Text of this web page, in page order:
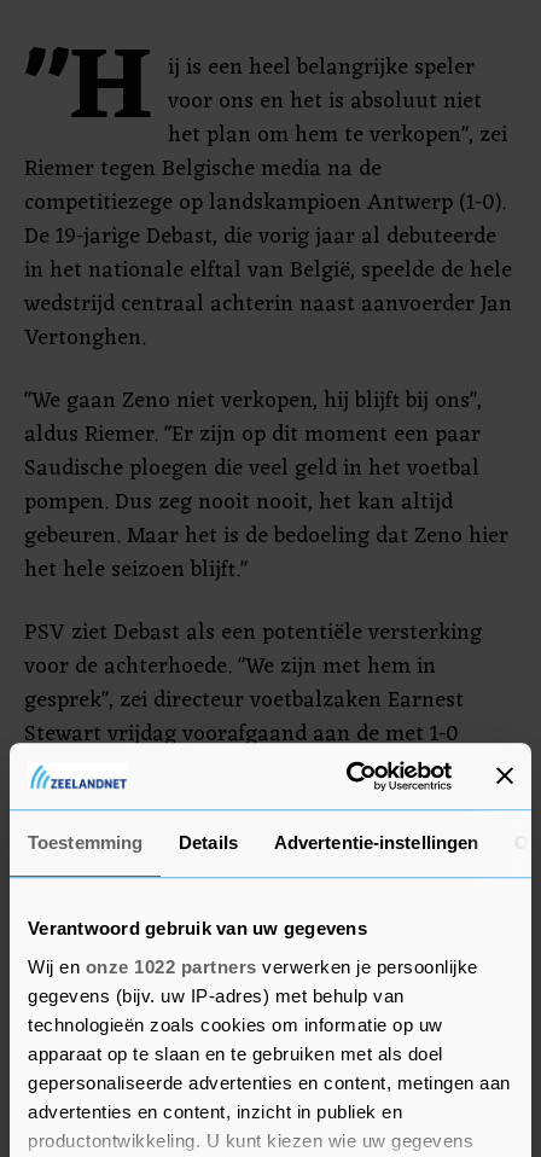
Toestemming Details Advertentie-instellingen
Verantwoord gebruik van uw gegevens
Wij en onze 1022 partners verwerken je persoonlijke
gegevens (bijv. uw IP-adres) met behulp van
technologieën zoals cookies om informatie op uw
apparaat op te slaan en te gebruiken met als doel
gepersonaliseerde advertenties en content, metingen aan
advertenties en content, inzicht in publiek en
productontwikkeling. U kunt kiezen wie uw gegevens
"H ij is een heel belangrijke speler
voor ons en het is absoluut niet
het plan om hem te verkopen", zei
Riemer tegen Belgische media na de
competitiezege op landskampioen Antwerp (1-0).
De 19-jarige Debast, die vorig jaar al debuteerde
in het nationale elftal van België, speelde de hele
wedstrijd centraal achterin naast aanvoerder Jan
Vertonghen.
"We gaan Zeno niet verkopen, hij blijft bij ons",
aldus Riemer. "Er zijn op dit moment een paar
Saudische ploegen die veel geld in het voetbal
pompen. Dus zeg nooit nooit, het kan altijd
gebeuren. Maar het is de bedoeling dat Zeno hier
het hele seizoen blijft."
PSV ziet Debast als een potentiële versterking
voor de achterhoede. "We zijn met hem in
gesprek", zei directeur voetbalzaken Earnest
Stewart vrijdag voorafgaand aan de met 1-0
gewonnen wedstrijd om de Johan Cruijff Schaal
tegen Feyenoord. PSV wil zich in iedere linie nog
versterken. De Eindhovenaren probeerden het
eerder bij de Colombiaanse verdediger Davinson
financiële eisen bleken te hoog.